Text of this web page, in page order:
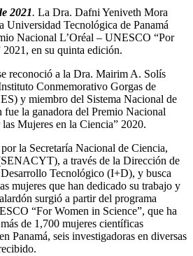
2021. La Dra. Dafni Yeniveth Mora
Universidad Tecnológica de Panamá
Nacional L’Oréal – UNESCO “Por
en su quinta edición.
reconoció a la Dra. Mairim A. Solís
Conmemorativo Gorgas de
y miembro del Sistema Nacional de
la ganadora del Premio Nacional
Mujeres en la Ciencia” 2020.
la Secretaría Nacional de Ciencia,
a través de la Dirección de
Tecnológico (I+D), y busca
mujeres que han dedicado su trabajo y
surgió a partir del programa
“For Women in Science”, que ha
de 1,700 mujeres científicas
Panamá, seis investigadoras en diversas